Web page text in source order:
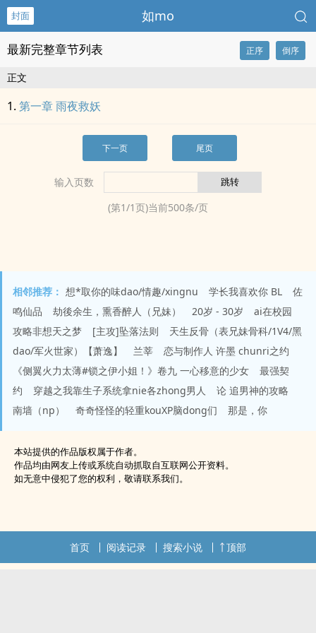
封面 如mo
最新完整章节列表 正序 倒序
正文
第一章 雨夜救妖
下一页 尾页
输入页数
(第1/1页)当前500条/页
相邻推荐： 想*取你的味dao/情趣/xingnu 学长我喜欢你 BL
佐
鸣仙品
劫後余生，熏香醉人（兄妹） 20岁 - 30岁
ai在校园
攻略非想天之梦
[主攻]坠落法则
天生反骨（表兄妹骨科/1V4/黑
dao/军火世家）【萧逸】
兰莘
恋与制作人 许墨 chunri之约
《侧翼火力太薄#锁之伊小姐！》卷九 一心移意的少女
最强契
约
穿越之我靠生子系统拿nie各zhong男人
论 追男神的攻略
南墙（np）
奇奇怪怪的轻重kouXP脑dong们 那是，你
本站提供的作品版权属于作者。
作品均由网友上传或系统自动抓取自互联网公开资料。
如无意中侵犯了您的权利，敬请联系我们。
首页 阅读记录 搜索小说 顶部